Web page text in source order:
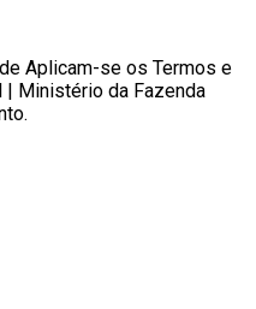
Aplicam-se os Termos e
| Ministério da Fazenda